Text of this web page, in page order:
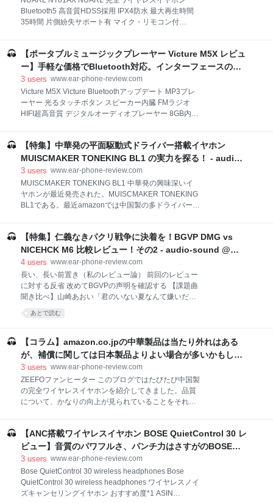
質因子評価 ボーカル因子評価 空間因子評価 美点 欠点
【４】官能性「伸びやか系の響きが良いサウンド」 松
もす「アネクドット」（vs JVC HA-FD0
Bluetooth5 高音質HDSS採用 IPX4防水 最大再生時間
35時間 片側紛失サポート有 マイク・リモコン付
品質」 【２】外観・インターフェース・付属品「連続
再生時間は抜群に優秀」 付属イヤーピースがしっくり
こなかったら 【３】音質「しっかりした中低域の表現
が支える、突き抜ける高域に妙味を感じる」 【４】官
能性「重厚感と快活さを共存させた、明るく楽しい表
現力を持つ」 ヨルシカ「冬眠」 ずっと真夜中でいいの
Bianco「I Never Meant To」 飯島真理「天使の絵の
具」 【５】総評「現状2万円以下最強」
【ポータブルミュージックプレーヤー Victure M5X レビュ
ー】手軽な価格でBluetooth対応。インターフェースの動
作感度もよく、使い勝手は悪くないが、対応ファイル形式
には注意が必要。 - audio-sound @ hatena
3 users www.ear-phone-review.com
Victure M5X Victure Bluetoothアップデート MP3プレ
ーヤー 光るタッチボタン スピーカー内臓 FMラジオ
HIFI超高音質 デジタルオーディオプレーヤー 8GB内蔵
レス対応でバッテリーも大容量 【２】外観／操作性
「かなり洗練されている。わかりづらさはない」
【３】細かな便利機能 【４】実際の対応ファイル形式
は公式アナウンスより多い 【５】音質「ワイヤレスで
聴いた方が良い」 【６】総評「いろいろ使い勝手が良
く、入門機としておすすめ」 【関連記事】 今回紹介す
品やポータブルミュージックプレーヤー、ボイスレコ
ーダーなどのAV機器を販売して
【特集】中華発の平面駆動式ドライバー搭載イヤホン
MUISCMAKER TONEKING BL1 の実力を探る！ - audio-
sound @ hatena
3 users www.ear-phone-review.com
MUISCMAKER TONEKING BL1 中華発の興味深いイ
ヤホンが最近発売された。MUISCMAKER TONEKING
BL1である。最近amazonでは中国製の多ドライバーイ
がないものが多くて、どうなんだというのが多いが、
このBL1は平面駆動型ドライバーだというので興味を
惹かれた。 平面駆動型って？ 【課題曲聞き比べ】三月
のパンタシア「星の涙」 VS ER3XR VS RHA MA750
【総評】中華初の平面駆動型は充分に水準が高くなっ
てきているが、一流のコスパプレイヤーには敵わない
ーは振動板をマグネットで振動させることで音を出
しているのだが、平面駆動型はこれを平面状にしてい
る。ドー
【特集】仁義なきパクリ戦争に決着を！BGVP DMG vs
NICEHCK M6 比較レビュー！その2 - audio-sound @
hatena
4 users www.ear-phone-review.com
長い、長い前置き（私のレビュー論） 前回のレビュー
に対する反省 改めてBGVPの声明を確認する 【課題曲
聞き比べ】山崎あおい「君のいない夏なんて嫌いだ」
【関連記事】 長い、長い前置き（私のレビュー論） 前
回の続きです。今回は短時間で熟成（エイジング）さ
があるうちに2戦目の記事を挙げようと思い立ちまし
た。思いのほかアクセス数が伸びたので味を占めたと
ころもあります。 まあこの場でぶっちゃけると、私の
ん。たしかに私は以前KZ ZS10のレビューでエイジン
グによる音質面での変化を肯定しました。ただそれは
最初の記事から1ヶ月それなりに使用して後の話です
く感じるなど奇怪なところがあり、率直に言って心地
よいサウンドだとは思ってません。どちらかといえば
当初は
あとで読む
【コラム】amazon.co.jpの中華製品は当たり外れはある
が、補償に関しては日本製品よりよい場合が多いかもしれ
ない - audio-sound @ hatena
3 users www.ear-phone-review.com
ZEEFOファンヒーター このブログではたびたび中国製
の完全ワイヤレスイヤホンを紹介してきました。品質
について、かなりの向上が見られていることをそれな
ることも。 さらに付け加えるべきは、買い物の満足度
において、ネット通販がリアル店舗を追い越してしま
っているところもあるということです。これからの物
流の主流となるかも知れないネット通販を国内オーデ
ィオメーカーが充分に生かしきれていないように見え
るのに対し、中国メーカーは最大限生かしてグローバ
【ANC搭載ワイヤレスイヤホン BOSE QuietControl 30 レ
ビュー】音質のパワフルさ、パンチ力はさすがのBOSEサ
ウンドでワイヤレスイヤホンではトップクラス。ただし耐
久性に厳しい指摘あり - audio-sound @ hatena
3 users www.ear-phone-review.com
Bose QuietControl 30 wireless headphones Bose
QuietControl 30 wireless headphones ワイヤレスノイ
ズキャンセリングイヤホン おすすめ度*1 ASIN